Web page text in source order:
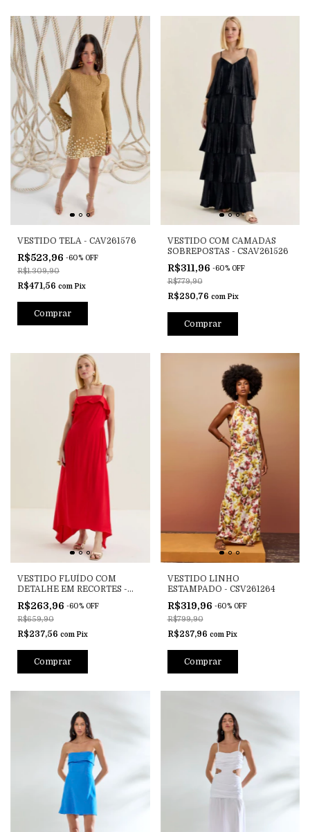
VESTIDO TELA - CAV261576
R$523,96 -60% OFF
R$1.309,90
R$471,56 com Pix
Comprar
VESTIDO COM CAMADAS
SOBREPOSTAS - CSAV261526
R$311,96 -60% OFF
R$779,90
R$280,76 com Pix
Comprar
VESTIDO FLUÍDO COM
DETALHE EM RECORTES -
CSAV261568
R$263,96 -60% OFF
R$659,90
R$237,56 com Pix
Comprar
VESTIDO LINHO
ESTAMPADO - CSV261264
R$319,96 -60% OFF
R$799,90
R$287,96 com Pix
Comprar